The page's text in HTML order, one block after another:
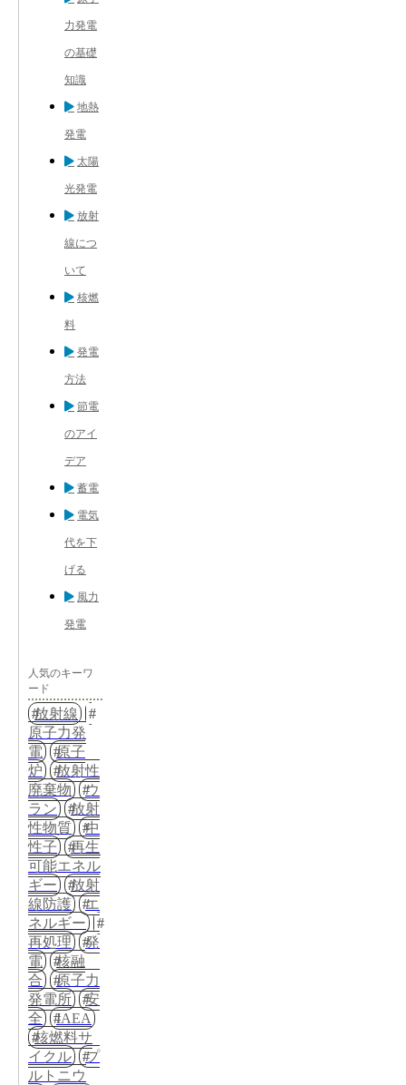
力発電
の基礎
知識
地熱
発電
太陽
光発電
放射
線につ
いて
核燃
料
発電
方法
節電
のアイ
デア
蓄電
電気
代を下
げる
風力
発電
人気のキーワ
ード
放射線
原子力発
電
原子
炉
放射性
廃棄物
ウ
ラン
放射
性物質
中
性子
再生
可能エネル
ギー
放射
線防護
エ
ネルギー
再処理
発
電
核融
合
原子力
発電所
安
全
IAEA
核燃料サ
イクル
プ
ルトニウ